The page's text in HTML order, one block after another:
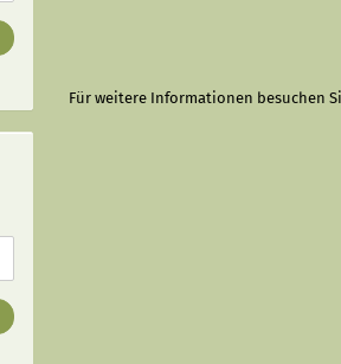
Für weitere Informationen besuchen